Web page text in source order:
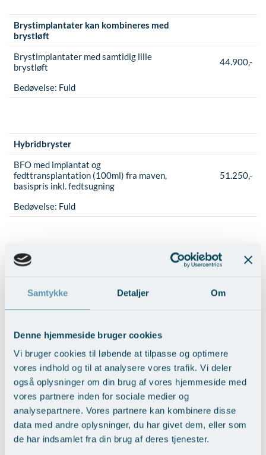
Samtykke Detaljer Om
Denne hjemmeside bruger cookies
Vi bruger cookies til løbende at tilpasse og optimere
vores indhold og til at analysere vores trafik. Vi deler
også oplysninger om din brug af vores hjemmeside med
vores partnere inden for sociale medier og
analysepartnere. Vores partnere kan kombinere disse
data med andre oplysninger, du har givet dem, eller som
de har indsamlet fra din brug af deres tjenester.
Brystimplantater kan kombineres med
brystløft
Brystimplantater med samtidig lille
brystløft
44.900,-
Bedøvelse: Fuld
Hybridbryster
BFO med implantat og
fedttransplantation (100ml) fra maven,
basispris inkl. fedtsugning
51.250,-
Bedøvelse: Fuld
BFO med fedttransplantation
200ml) fra maven, basispris inkl.
37.500,-
50% rabat på den samtidige
fedtsugning til udhentning af fedtvæv
10% rabat ved flere
fedttransplantationer
50% rabat hvis samtidg med